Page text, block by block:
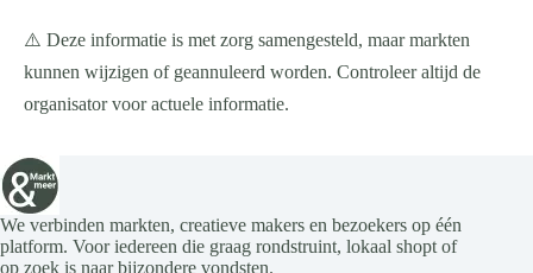
⚠️ Deze informatie is met zorg samengesteld, maar markten
kunnen wijzigen of geannuleerd worden. Controleer altijd de
organisator voor actuele informatie.
We verbinden markten, creatieve makers en bezoekers op één
platform. Voor iedereen die graag rondstruint, lokaal shopt of
op zoek is naar bijzondere vondsten.